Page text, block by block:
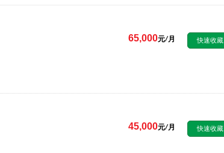
65,000元/月 快速收藏
45,000元/月 快速收藏